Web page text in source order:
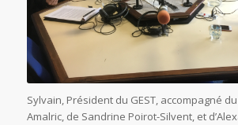
Sylvain, Président du GEST, accompagné
Amalric, de Sandrine Poirot-Silvent, et